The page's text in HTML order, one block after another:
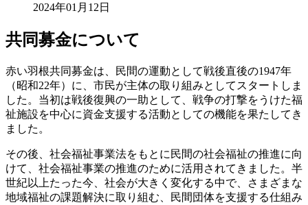
2024年01月12日
共同募金について
赤い羽根共同募金は、民間の運動として戦後直後の1947年
（昭和22年）に、市民が主体の取り組みとしてスタートしま
した。当初は戦後復興の一助として、戦争の打撃をうけた福
祉施設を中心に資金支援する活動としての機能を果たしてき
ました。
その後、社会福祉事業法をもとに民間の社会福祉の推進に向
けて、社会福祉事業の推進のために活用されてきました。半
世紀以上たった今、社会が大きく変化する中で、さまざまな
地域福祉の課題解決に取り組む、民間団体を支援する仕組み